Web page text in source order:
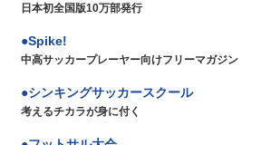
日本初全国版10万部発行
Spike!
中高サッカープレーヤー向けフリーマガジン
シンキングサッカースクール
考えるチカラが身に付く